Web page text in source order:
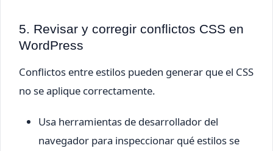
5. Revisar y corregir conflictos CSS en
WordPress
Conflictos entre estilos pueden generar que el CSS
no se aplique correctamente.
Usa herramientas de desarrollador del
navegador para inspeccionar qué estilos se